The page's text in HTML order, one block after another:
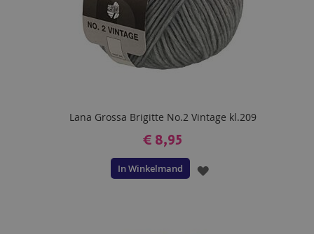
Lana Grossa Brigitte No.2 Vintage kl.209
€ 8,95
In Winkelmand
VOEG